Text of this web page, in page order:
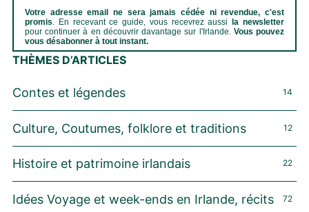
Votre adresse email ne sera jamais cédée ni revendue, c'est
promis. En recevant ce guide, vous recevrez aussi
la newsletter
pour continuer à en découvrir davantage sur l'Irlande.Vous pouvez
vous désabonner à tout instant.
THÈMES D’ARTICLES
Contes et légendes 14
Culture, Coutumes, folklore et traditions 12
Histoire et patrimoine irlandais 22
Idées Voyage et week-ends en Irlande, récits 72